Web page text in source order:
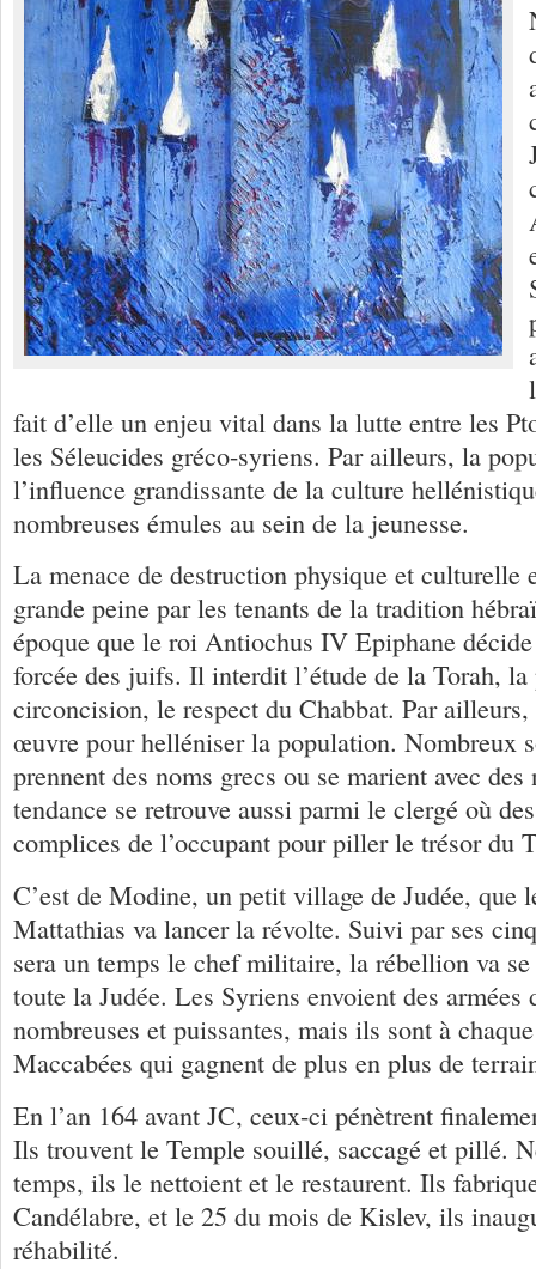
fait d’elle un enjeu vital dans la lutte entre les
les Séleucides gréco-syriens. Par ailleurs, la
l’influence grandissante de la culture
nombreuses émules au sein de la jeunesse.
La menace de destruction physique et culturelle
grande peine par les tenants de la tradition
époque que le roi Antiochus IV Epiphane
forcée des juifs. Il interdit l’étude de la Torah,
circoncision, le respect du Chabbat. Par
œuvre pour helléniser la population. Nombreux
prennent des noms grecs ou se marient avec
tendance se retrouve aussi parmi le clergé où
complices de l’occupant pour piller le trésor du
C’est de Modine, un petit village de Judée, que
Mattathias va lancer la révolte. Suivi par ses
sera un temps le chef militaire, la rébellion va se
toute la Judée. Les Syriens envoient des armées
nombreuses et puissantes, mais ils sont à
Maccabées qui gagnent de plus en plus de
En l’an 164 avant JC, ceux-ci pénètrent
Ils trouvent le Temple souillé, saccagé et pillé.
temps, ils le nettoient et le restaurent. Ils
Candélabre, et le 25 du mois de Kislev, ils
réhabilité.